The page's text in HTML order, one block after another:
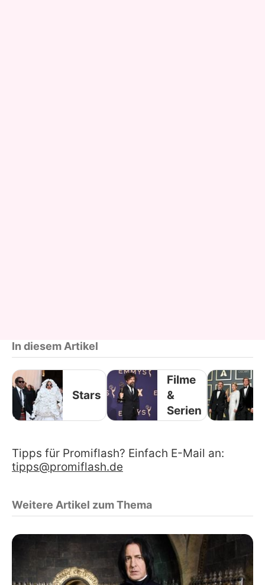
In diesem Artikel
Stars
Filme
&
Serien
Tipps für Promiflash? Einfach E-Mail an:
tipps@promiflash.de
Weitere Artikel zum Thema